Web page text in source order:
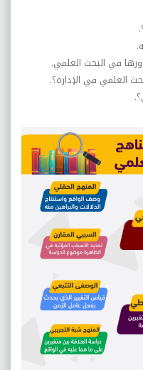
في البحث العلمي.
العلمي في الإدارة؟.